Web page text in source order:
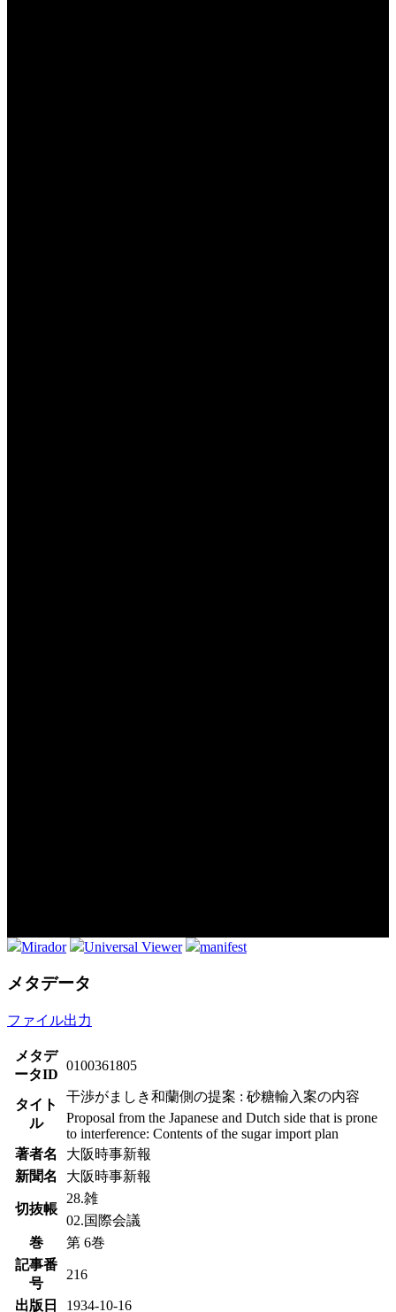
Mirador Universal Viewer manifest
メタデータ
ファイル出力
メタデ
ータID
0100361805
タイト
ル
干渉がましき和蘭側の提案 : 砂糖輸入案の内容
Proposal from the Japanese and Dutch side that is prone
to interference: Contents of the sugar import plan
著者名
大阪時事新報
新聞名
大阪時事新報
切抜帳
28.雑
02.国際会議
巻
第 6巻
記事番
号
216
出版日 1934-10-16